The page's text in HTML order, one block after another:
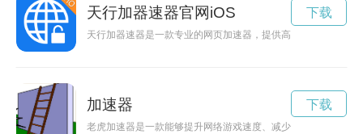
天行加器速器官网iOS
天行加器速器是一款专业的网页加速器，提供高效、安全的网
下载
加速器
老虎加速器是一款能够提升网络游戏速度、减少卡顿现象的软
下载